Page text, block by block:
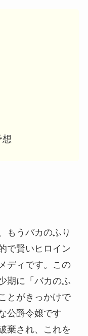
想
もうバカのふり
で賢いヒロイン
ディです。この
期に「バカのふ
とがきっかけで
公爵令嬢です
棄され、これを